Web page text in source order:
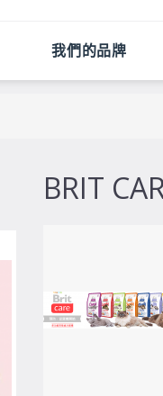
我們的品牌
BRIT